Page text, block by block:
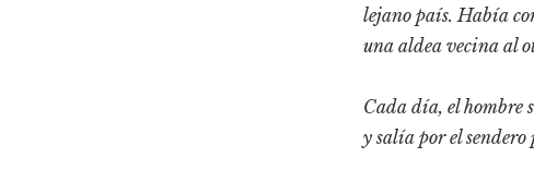
lejano país. Había
una aldea vecina al
Cada día, el hombre
y salía por el